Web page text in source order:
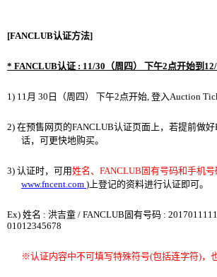
[FANCLUB认证方法]
* FANCLUB认证 : 11/30 （周四 ） 下午2 点开始到
1) 11 月 30 日 （周四 ） 下午2 点开始 登入 Auction
2) 在预售 网页的FANCLUB认证页面 上 ， 若提前做好
话， 可更快地购买。
3) 认证时，可用姓名、 FANCLUB 固有号码和手机号
www.fncent.com ) 上登记的资料进行认证即可。
Ex) 姓名 : 洪吉童 / FANCLUB 固有号码 :
01012345678
※认证内容中不可填写特殊符号(包括连字符)，